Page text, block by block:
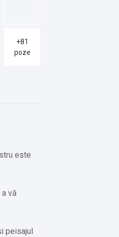
+81
poze
este
vă
peisajul